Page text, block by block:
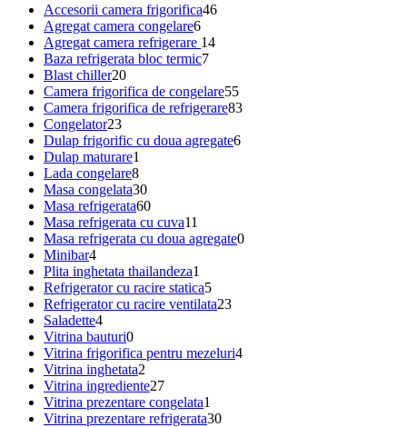
Accesorii camera frigorifica46
Agregat camera congelare6
Agregat camera refrigerare 14
Baza refrigerata bloc termic7
Blast chiller20
Camera frigorifica de congelare55
Camera frigorifica de refrigerare83
Congelator23
Dulap frigorific cu doua agregate6
Dulap maturare1
Lada congelare8
Masa congelata30
Masa refrigerata60
Masa refrigerata cu cuva11
Masa refrigerata cu doua agregate0
Minibar4
Plita inghetata thailandeza1
Refrigerator cu racire statica5
Refrigerator cu racire ventilata23
Saladette4
Vitrina bauturi0
Vitrina frigorifica pentru mezeluri4
Vitrina inghetata2
Vitrina ingrediente27
Vitrina prezentare congelata1
Vitrina prezentare refrigerata30